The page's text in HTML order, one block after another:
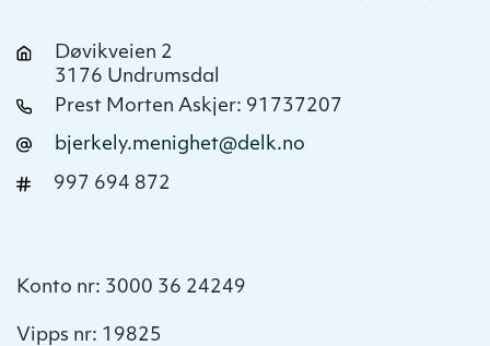
Døvikveien 2
3176 Undrumsdal
Prest Morten Askjer: 91737207
bjerkely.menighet@delk.no
997 694 872
Konto nr: 3000 36 24249
Vipps nr: 19825